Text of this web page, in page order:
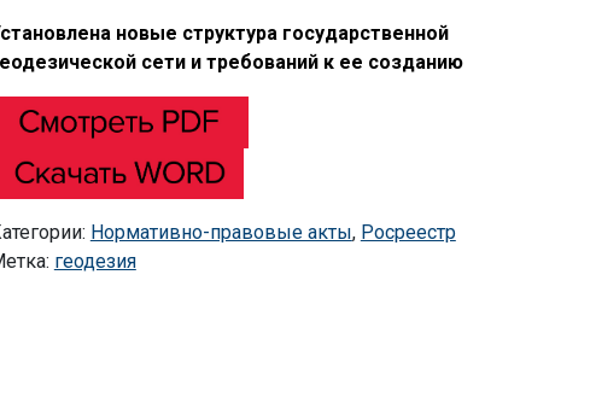
новые структура государственной
сети и требований к ее созданию
Нормативно-правовые акты, Росреестр
геодезия